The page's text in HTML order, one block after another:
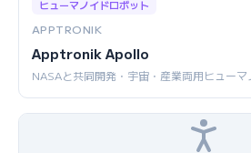
ヒューマノイドロボット
APPTRONIK
Apptronik Apollo
NASAと共同開発・宇宙・産業両用ヒューマ